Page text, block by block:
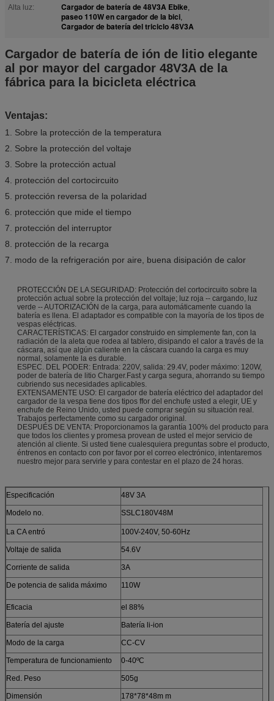
Alta luz:
Cargador de batería de 48V3A Ebike,
paseo 110W en cargador de la bici,
Cargador de batería del triciclo 48V3A
Cargador de batería de ión de litio elegante
al por mayor del cargador 48V3A de la
fábrica para la bicicleta eléctrica
Ventajas:
1. Sobre la protección de la temperatura
2. Sobre la protección del voltaje
3. Sobre la protección actual
4. protección del cortocircuito
5. protección reversa de la polaridad
6. protección que mide el tiempo
7. protección del interruptor
8. protección de la recarga
7. modo de la refrigeración por aire, buena disipación de calor
PROTECCIÓN DE LA SEGURIDAD: Protección del cortocircuito sobre la
protección actual sobre la protección del voltaje; luz roja -- cargando, luz
verde -- AUTORIZACIÓN de la carga, para automáticamente cuando la
batería es llena. El adaptador es compatible con la mayoría de los tipos de
vespas eléctricas.
CARACTERÍSTICAS: El cargador construido en simplemente fan, con la
radiación de la aleta que rodea al tablero, disipando el calor a través de la
cáscara, así que algún caliente en la cáscara cuando la carga es muy
normal, solamente la es durable.
ESPEC. DEL PODER: Entrada: 220V, salida: 29.4V, poder máximo: 120W,
poder de batería de litio Charger.Fast y carga segura, ahorrando su tiempo
cubriendo sus necesidades aplicables.
EXTENSAMENTE USO: El cargador de batería eléctrico del adaptador del
cargador de la vespa tiene dos tipos ffor del enchufe usted a elegir, UE y
enchufe de Reino Unido, usted puede comprar según su situación real.
Trabajos perfectamente como su cargador original.
DESPUÉS DE VENTA: Proporcionamos la garantía 100% del producto para
que todos los clientes y promesa provean de usted el mejor servicio de
atención al cliente. Si usted tiene cualesquiera preguntas sobre el producto,
éntrenos en contacto con por favor por el correo electrónico, intentaremos
nuestro mejor para servirle y para contestar en el plazo de 24 horas.
Especificación 48V 3A
Modelo no. SSLC180V48M
La CA entró 100V-240V, 50-60Hz
Voltaje de salida 54.6V
Corriente de salida 3A
De potencia de salida máximo 110W
Eficacia el 88%
Batería del ajuste Batería li-ion
Modo de la carga CC-CV
Temperatura de funcionamiento 0-40ºC
Red. Peso 505g
Dimensión 178*78*48m m